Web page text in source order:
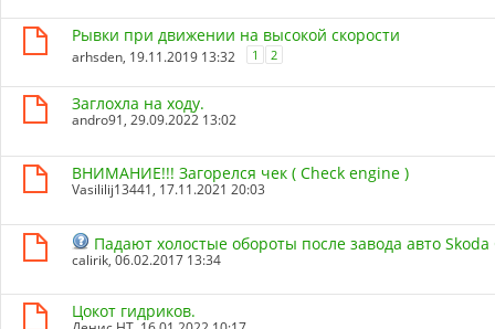
Рывки при движении на высокой скорости
arhsden, 19.11.2019 13:32 1 2
Заглохла на ходу.
andro91, 29.09.2022 13:02
ВНИМАНИЕ!!! Загорелся чек ( Check engine )
Vasililij13441, 17.11.2021 20:03
Падают холостые обороты после завода авто Skoda
calirik, 06.02.2017 13:34
Цокот гидриков.